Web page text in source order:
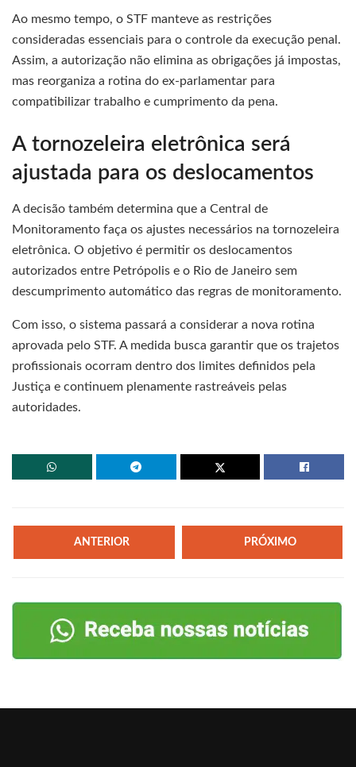
Ao mesmo tempo, o STF manteve as restrições
consideradas essenciais para o controle da execução penal.
Assim, a autorização não elimina as obrigações já impostas,
mas reorganiza a rotina do ex-parlamentar para
compatibilizar trabalho e cumprimento da pena.
A tornozeleira eletrônica será
ajustada para os deslocamentos
A decisão também determina que a Central de
Monitoramento faça os ajustes necessários na tornozeleira
eletrônica. O objetivo é permitir os deslocamentos
autorizados entre Petrópolis e o Rio de Janeiro sem
descumprimento automático das regras de monitoramento.
Com isso, o sistema passará a considerar a nova rotina
aprovada pelo STF. A medida busca garantir que os trajetos
profissionais ocorram dentro dos limites definidos pela
Justiça e continuem plenamente rastreáveis pelas
autoridades.
ANTERIOR PRÓXIMO